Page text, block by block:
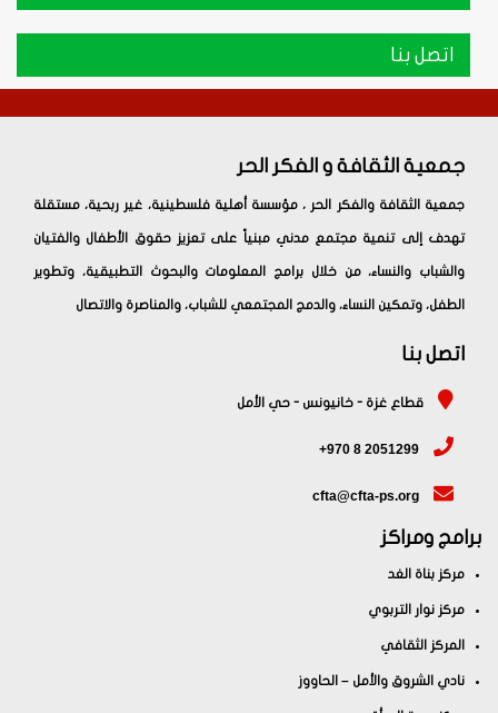
اتصل بنا
جمعية الثقافة و الفكر الحر
جمعية الثقافة والفكر الحر ، مؤسسة أهلية فلسطينية، غير ربحية، مستقلة
تهدف إلى تنمية مجتمع مدني مبنياً على تعزيز حقوق الأطفال والفتيان
والشباب والنساء، من خلال برامج المعلومات والبحوث التطبيقية، وتطوير
الطفل، وتمكين النساء، والدمج المجتمعي للشباب، والمناصرة والاتصال
اتصل بنا
قطاع غزة - خانيونس - حي الأمل
+970 8 2051299
cfta@cfta-ps.org
برامج ومراكز
مركز بناة الغد
مركز نوار التربوي
المركز الثقافي
نادي الشروق والأمل – الحاووز